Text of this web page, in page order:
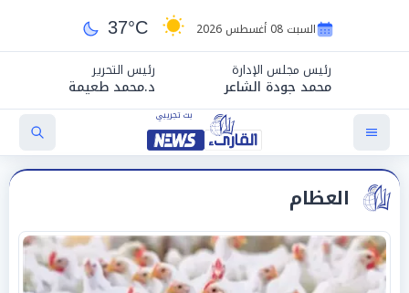
السبت 08 أغسطس 2026 37°C
رئيس مجلس الإدارة
محمد جودة الشاعر
رئيس التحرير
د.محمد طعيمة
العظام